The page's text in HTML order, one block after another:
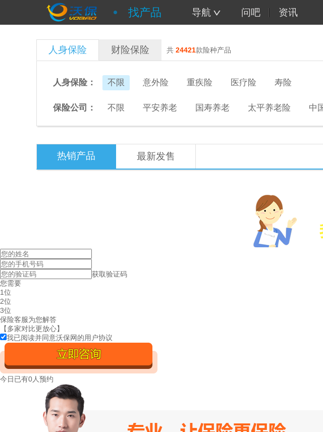
找产品 导航 问吧 资讯
人身保险 财险保险 共 24421款险种产品
人身保险： 不限 意外险 重疾险 医疗险 寿险
保险公司： 不限 平安养老 国寿养老 太平养老险 中
热销产品 最新发售
获取验证码
您需要
1位
2位
3位
保险客服为您解答
【多家对比更放心】
我已阅读并同意沃保网的用户协议
今日已有0人预约